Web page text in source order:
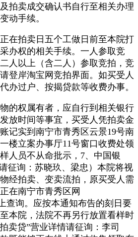
拍卖成交确认书自行至相关办理
动手续。
拍卖日五个工做日前至本院打
办权的相关手续。一人参取竞
人以上（含二人）参取竞拍，竞
登岸淘宝网竞拍界面。如买受人
办过户、按揭贷款等收费办事。
权属有者，应自行到相关银行
放时间等事宜，买受人凭拍卖金
记实到南宁市青秀区云景19号南
楼立案办事厅11号窗口收费处领
人员不从命批示，7、中国银
征询：苏晓玖、梁忠）本院将视
经拍卖、变卖流拍，原买受人需
在南宁市青秀区网
上查询。应按本通知布告的刻日要
本院，法院不再另行放置看样时
卖贷”营业详情请征询：李司